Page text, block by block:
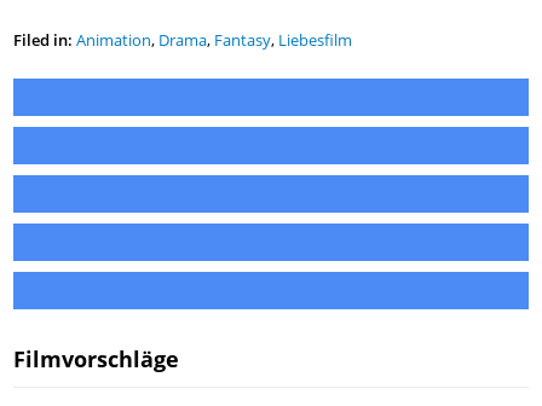
Filed in: Animation, Drama, Fantasy, Liebesfilm
Filmvorschläge